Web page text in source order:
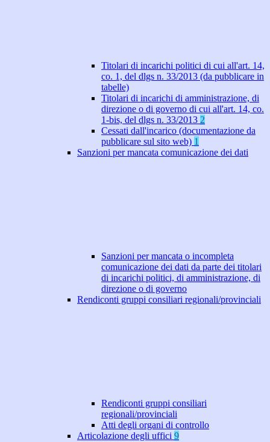
Titolari di incarichi politici di cui all'art. 14,
co. 1, del dlgs n. 33/2013 (da pubblicare in
tabelle)
Titolari di incarichi di amministrazione, di
direzione o di governo di cui all'art. 14, co.
1-bis, del dlgs n. 33/2013 2
Cessati dall'incarico (documentazione da
pubblicare sul sito web) 1
Sanzioni per mancata comunicazione dei dati
Sanzioni per mancata o incompleta
comunicazione dei dati da parte dei titolari
di incarichi politici, di amministrazione, di
direzione o di governo
Rendiconti gruppi consiliari regionali/provinciali
Rendiconti gruppi consiliari
regionali/provinciali
Atti degli organi di controllo
Articolazione degli uffici 9